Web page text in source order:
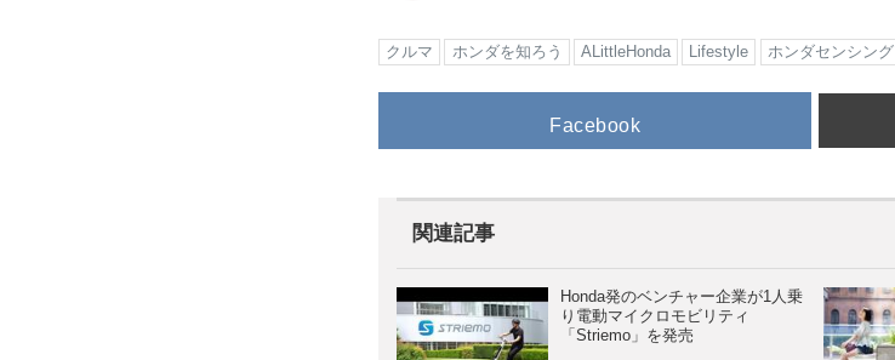
クルマ ホンダを知ろう ALittleHonda Lifestyle ホンダセンシング
Facebook
関連記事
Honda発のベンチャー企業が1人乗
り電動マイクロモビリティ
「Striemo」を発売